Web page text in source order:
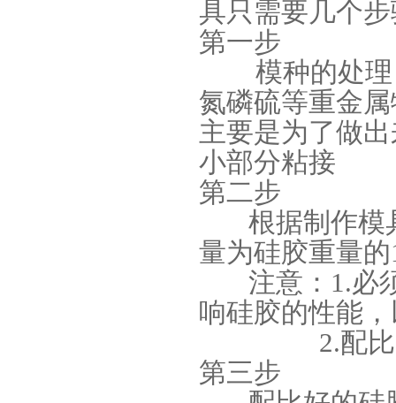
具只需要几个
第一步
模种的处理
氮磷硫等重金
主要是为了做
小部分粘接
第二步
根据制作模
量为硅胶重量的
注意：1.必须
响硅胶的性能
2.配比时需
第三步